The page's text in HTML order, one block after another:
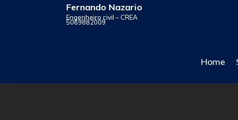
Fernando Nazario
Engenheiro civil – CREA
5069882009
Home